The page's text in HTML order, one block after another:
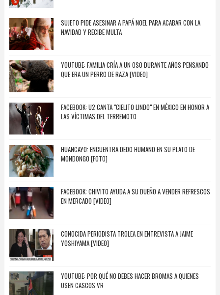
SUJETO PIDE ASESINAR A PAPÁ NOEL PARA ACABAR CON LA
NAVIDAD Y RECIBE MULTA
YOUTUBE: FAMILIA CRÍA A UN OSO DURANTE AÑOS PENSANDO
QUE ERA UN PERRO DE RAZA [VIDEO]
FACEBOOK: U2 CANTA "CIELITO LINDO" EN MÉXICO EN HONOR A
LAS VÍCTIMAS DEL TERREMOTO
HUANCAYO: ENCUENTRA DEDO HUMANO EN SU PLATO DE
MONDONGO [FOTO]
FACEBOOK: CHIVITO AYUDA A SU DUEÑO A VENDER REFRESCOS
EN MERCADO [VIDEO]
CONOCIDA PERIODISTA TROLEA EN ENTREVISTA A JAIME
YOSHIYAMA [VIDEO]
YOUTUBE: POR QUÉ NO DEBES HACER BROMAS A QUIENES
USEN CASCOS VR